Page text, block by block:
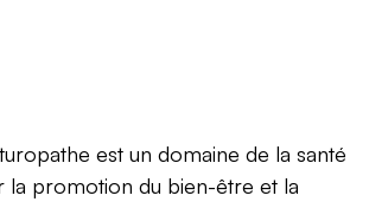
est un domaine de la santé
la promotion du bien-être et la